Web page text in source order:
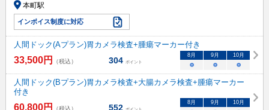
本町駅
インボイス制度に対応
人間ドック(Aプラン)胃カメラ検査+腫瘍マーカー付き
33,500円 （税込） 304 ポイント
8 月 9 月 10月
○ ○ ○
人間ドック(Bプラン)胃カメラ検査+大腸カメラ検査+腫瘍マーカー
付き
60,800円 552 ポイント
8 月 9 月 10月